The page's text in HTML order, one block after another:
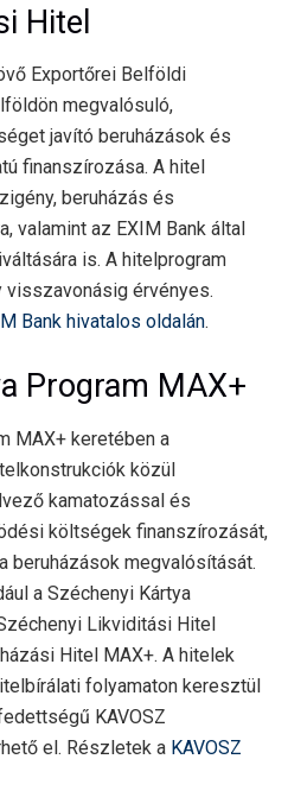
Hitel
Exportőrei Belföldi
megvalósuló,
javító beruházások és
finanszírozása. A hitel
beruházás és
valamint az EXIM Bank által
is. A hitelprogram
érvényes.
Bank hivatalos oldalán.
Program MAX+
MAX+ keretében a
közül
kamatozással és
költségek finanszírozását,
megvalósítását.
a Széchenyi Kártya
Likviditási Hitel
Hitel MAX+. A hitelek
folyamaton keresztül
KAVOSZ
el. Részletek a KAVOSZ